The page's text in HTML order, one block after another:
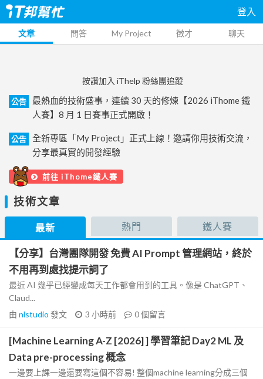
登入
文章 問答 My Project 徵才 聊天
按讚加入 iThelp 粉絲團追蹤
公告
最熱血的技術盛事，連續 30 天的修煉【2026 iThome 鐵
人賽】8 月 1 日賽事正式開啟！
公告
全新專區「My Project」正式上線！邀請你用技術交流，
分享最真實的開發經驗
前往 iThome鐵人賽
技術文章
最新 熱門 鐵人賽
【分享】台灣團隊開發 免費 AI Prompt 管理網站，終於
不用再到處找提示詞了
最近 AI 幾乎已經變成每天工作都會用到的工具。像是 ChatGPT、
Claud...
由 nlstudio 發文 3 小時前 0個留言
[Machine Learning A-Z [2026] ] 學習筆記 Day2 ML 及
Data pre-processing 概念
一邊要上課一邊還要寫這個不容易! 整個machine learning分成三個